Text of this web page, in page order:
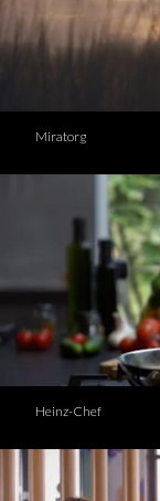
Miratorg
Heinz-Chef